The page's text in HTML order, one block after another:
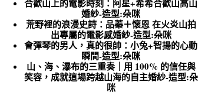
合歡山上的電影時刻：阿星+希希合歡山高山
婚紗-造型:朵咪
荒野裡的浪漫史詩：品蓁＋懷恩 在火炎山拍
出專屬的電影感婚紗-造型:朵咪
會彈琴的男人，真的很帥：小兔+智揚的心動
瞬間-造型:朵咪
山、海、瀑布的三重奏｜用 100% 的信任與
笑容，成就這場跨越山海的自主婚紗-造型:朵
咪